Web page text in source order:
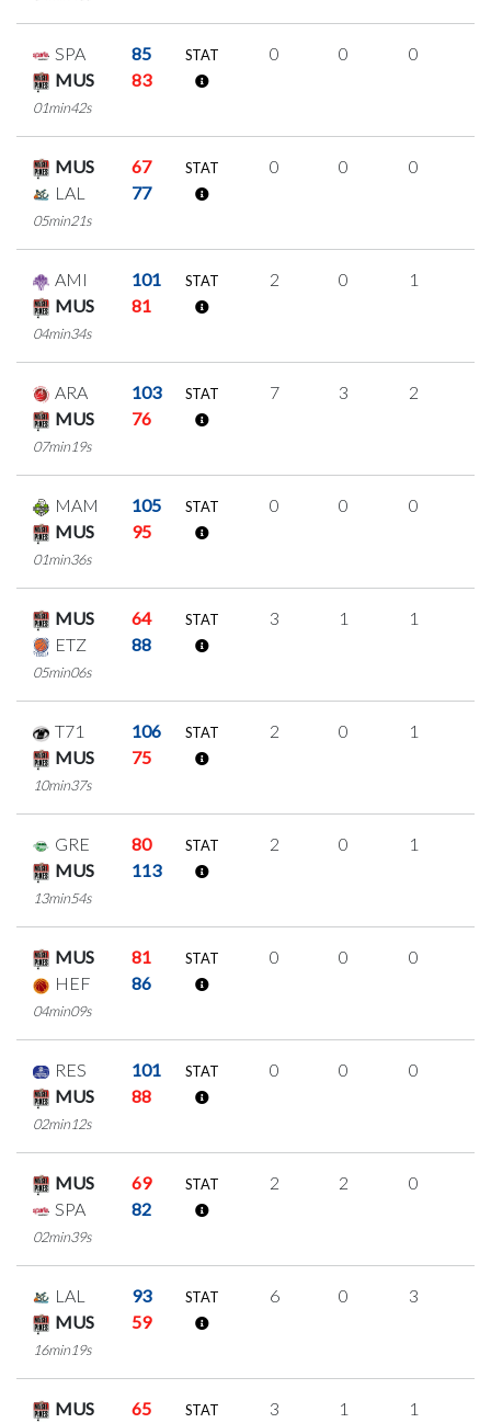
SPA
85
MUS
83
01min42s
STAT 0 0 0
MUS
67
LAL
77
05min21s
STAT 0 0 0
AMI
101
MUS
81
04min34s
STAT 2 0 1
ARA
103
MUS
76
07min19s
STAT 7 3 2
MAM
105
MUS
95
01min36s
STAT 0 0 0
MUS
64
ETZ
88
05min06s
STAT 3 1 1
T71
106
MUS
75
10min37s
STAT 2 0 1
GRE
80
MUS
113
13min54s
STAT 2 0 1
MUS
81
HEF
86
04min09s
STAT 0 0 0
RES
101
MUS
88
02min12s
STAT 0 0 0
MUS
69
SPA
82
02min39s
STAT 2 2 0
LAL
93
MUS
59
16min19s
STAT 6 0 3
MUS 65 STAT 3 1 1